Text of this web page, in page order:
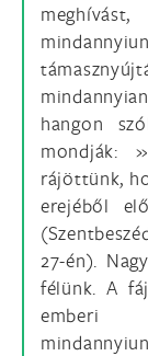
hangon
mondják:
rájöttünk,
erejéből
27-én).
félünk. A
emberi